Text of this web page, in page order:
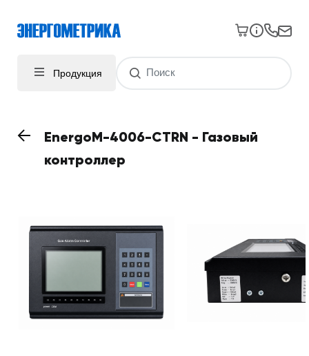
Продукция
EnergoM-4006-CTRN - Газовый
контроллер